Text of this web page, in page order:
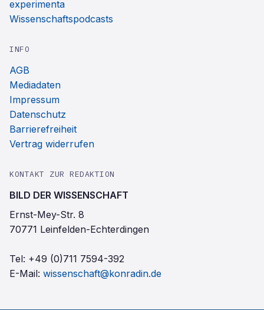
experimenta
Wissenschaftspodcasts
INFO
AGB
Mediadaten
Impressum
Datenschutz
Barrierefreiheit
Vertrag widerrufen
KONTAKT ZUR REDAKTION
BILD DER WISSENSCHAFT
Ernst-Mey-Str. 8
70771 Leinfelden-Echterdingen
Tel: +49 (0)711 7594-392
E-Mail: wissenschaft@konradin.de